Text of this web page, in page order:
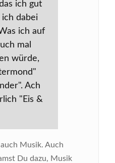
ich gut
ich dabei
ich auf
mal
würde,
Ach
"Eis &
Musik. Auch
Du dazu, Musik